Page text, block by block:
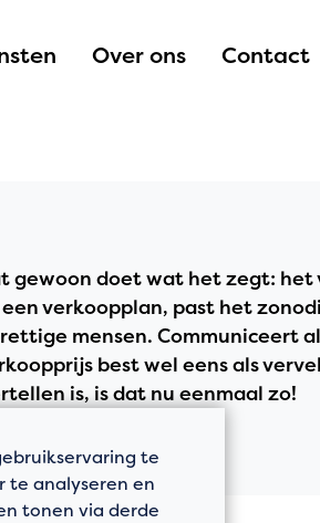
Over ons Contact
gewoon doet wat het zegt: het
verkoopplan, past het
mensen. Communiceert
best wel eens als
is, is dat nu eenmaal zo!
te
te analyseren en
tonen via derde